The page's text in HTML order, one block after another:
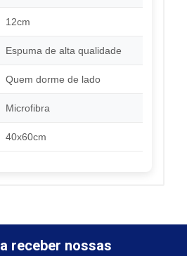
12cm
Espuma de alta qualidade
Quem dorme de lado
Microfibra
40x60cm
receber nossas